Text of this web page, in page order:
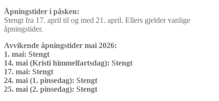
Åpningstider i påsken:
Stengt fra 17. april til og med 21. april. Ellers gjelder vanlige
åpningstider.
Avvikende åpningstider mai 2026:
1. mai: Stengt
14. mai (Kristi himmelfartsdag): Stengt
17. mai: Stengt
24. mai (1. pinsedag): Stengt
25. mai (2. pinsedag): Stengt